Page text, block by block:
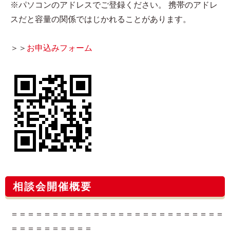
※パソコンのアドレスでご登録ください。 携帯のアドレ
スだと容量の関係ではじかれることがあります。
＞＞ お申込みフォーム​
相談会開催概要
＝＝＝＝＝＝＝＝＝＝＝＝＝＝＝＝＝＝＝＝＝＝＝＝＝＝
＝＝＝＝＝＝＝＝＝＝